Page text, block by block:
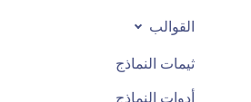
القوالب
ثيمات النماذج
أدوات النماذج